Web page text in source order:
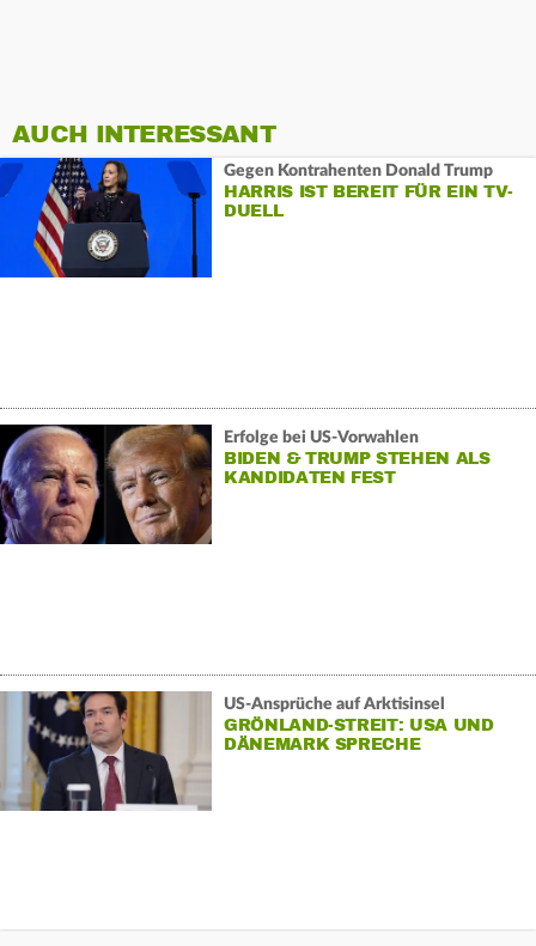
AUCH INTERESSANT
Gegen Kontrahenten Donald Trump
HARRIS IST BEREIT FÜR EIN TV-
DUELL
Erfolge bei US-Vorwahlen
BIDEN & TRUMP STEHEN ALS
KANDIDATEN FEST
US-Ansprüche auf Arktisinsel
GRÖNLAND-STREIT: USA UND
DÄNEMARK SPRECHE